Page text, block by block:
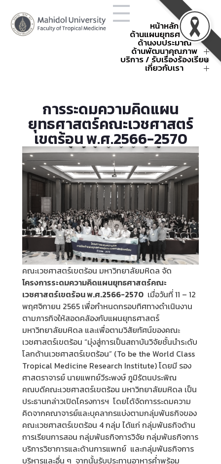
หน้าหลัก
ด้านแผนยุทธศาสตร์
โครงสร้างองค์กร
ยุทธศาสตร์คณะฯ
แผนยุทธศาสตร์คณะฯ
ผลการดำเนินงานตามยุทธศาสตร์
ข้อตกลงการปฏิบัติงาน
คณะเวชศาสตร์เขตร้อน
หน่วยงานภายใน
กิจกรรมนโยบายและยุทธศาสตร์
ด้านงบประมาณ
การใช้จ่ายงบประมาณประจำปี
สรุปค่าใช้จ่าย
คำขอตั้งงบประมาณ
รหัสศูนย์ต้นทุน
ด้านพัฒนาคุณภาพ
พัฒนาคุณภาพ
กิจกรรมพัฒนาคุณภาพ
การบริหารความเสี่ยง
การบริหารความเสี่ยงองค์กร
แผนฉุกเฉินในสถานการณ์ต่าง ๆ
ธรณีพิบัติภัย 2568
กิจกรรมบริหารความเสี่ยง
การจัดการความรู้
กระบวนการพัฒนาคุณภาพของ
คณะฯ
บริการ / รับเรื่องร้องเรียน
แบบฟอร์ม
รับเรื่องร้องเรียนออนไลน์
เกี่ยวกับเรา
การระดมความคิดแผน
ยุทธศาสตร์คณะเวชศาสตร์
เขตร้อน พ.ศ.2566-2570
คณะเวชศาสตร์เขตร้อน มหาวิทยาลัยมหิดล จัด
โครงการระดมความคิดแผนยุทธศาสตร์คณะ
เวชศาสตร์เขตร้อน พ.ศ.2566-2570 เมื่อวันที่ 11 – 12
พฤศจิกายน 2565 เพื่อกำหนดกรอบทิศทางดำเนินงาน
ตามภารกิจให้สอดคล้องกับแผนยุทธศาสตร์
มหาวิทยาลัยมหิดล และเพื่อตามวิสัยทัศน์ของคณะ
เวชศาสตร์เขตร้อน “มุ่งสู่การเป็นสถาบันวิจัยชั้นนำระดับ
โลกด้านเวชศาสตร์เขตร้อน” (To be the World Class
Tropical Medicine Research Institute) โดยมี รอง
ศาสตราจารย์ นายแพทย์วีระพงษ์ ภูมิรัตนประพิณ
คณบดีคณะเวชศาสตร์เขตร้อน มหาวิทยาลัยมหิดล เป็น
ประธานกล่าวเปิดโครงการฯ โดยได้จัดการระดมความ
คิดจากคณาจารย์และบุคลากรแบ่งตามกลุ่มพันธกิจของ
คณะเวชศาสตร์เขตร้อน 4 กลุ่ม ได้แก่ กลุ่มพันธกิจด้าน
การเรียนการสอน กลุ่มพันธกิจการวิจัย กลุ่มพันธกิจการ
บริการวิชาการและด้านการแพทย์ และกลุ่มพันธกิจการ
บริหารและอื่น ๆ จากนั้นรับประทานอาหารค่ำพร้อม